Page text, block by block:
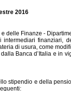
2016
Finanze -
finanziari,
di usura, come
Banca d’Italia e in
stipendio e della